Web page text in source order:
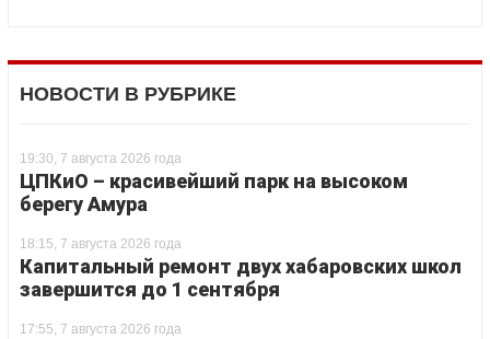
НОВОСТИ В РУБРИКЕ
19:30, 7 августа 2026 года
ЦПКиО – красивейший парк на высоком
берегу Амура
18:15, 7 августа 2026 года
Капитальный ремонт двух хабаровских школ
завершится до 1 сентября
17:55, 7 августа 2026 года